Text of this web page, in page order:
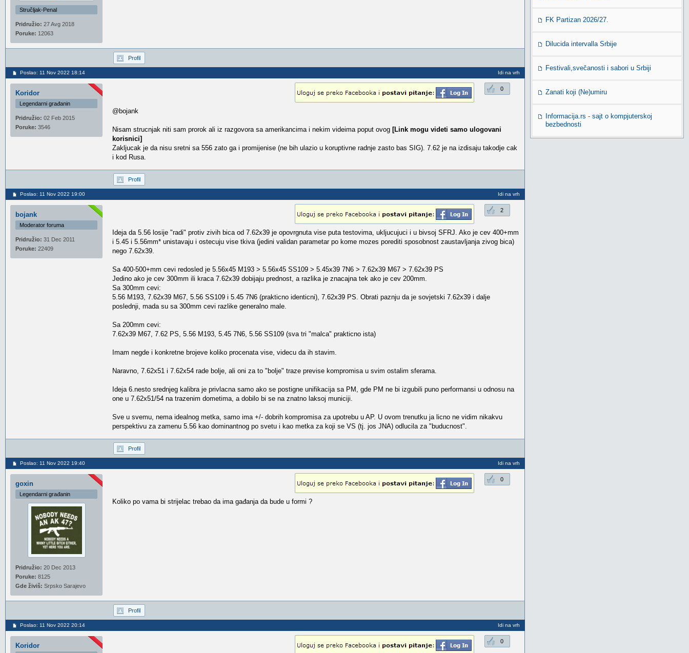
Stručljak-Penal
Pridružio: 27 Avg 2018
Poruke: 12063
Profil
Poslao: 11 Nov 2022 18:14 Idi na vrh
Koridor
Legendarni građanin
Pridružio: 02 Feb 2015
Poruke: 3546
0
@bojank
Nisam strucnjak niti sam prorok ali iz razgovora sa amerikancima i nekim videima poput ovog [Link mogu videti samo ulogovani
korisnici]
Zakljucak je da nisu sretni sa 556 zato ga i promijenise (ne bih ulazio u koruptivne radnje zasto bas SIG). 7.62 je na izdisaju takodje cak
i kod Rusa.
Profil
Poslao: 11 Nov 2022 19:00 Idi na vrh
bojank
Moderator foruma
Pridružio: 31 Dec 2011
Poruke: 22409
2
Ideja da 5.56 losije "radi" protiv zivih bica od 7.62x39 je opovrgnuta vise puta testovima, ukljucujuci i u bivsoj SFRJ. Ako je cev 400+mm
i 5.45 i 5.56mm* unistavaju i ostecuju vise tkiva (jedini validan parametar po kome mozes porediti sposobnost zaustavljanja zivog bica)
nego 7.62x39.
Sa 400-500+mm cevi redosled je 5.56x45 M193 > 5.56x45 SS109 > 5.45x39 7N6 > 7.62x39 M67 > 7.62x39 PS
Jedino ako je cev 300mm ili kraca 7.62x39 dobijaju prednost, a razlika je znacajna tek ako je cev 200mm.
Sa 300mm cevi:
5.56 M193, 7.62x39 M67, 5.56 SS109 i 5.45 7N6 (prakticno identicni), 7.62x39 PS. Obrati paznju da je sovjetski 7.62x39 i dalje
poslednji, mada su sa 300mm cevi razlike generalno male.
Sa 200mm cevi:
7.62x39 M67, 7.62 PS, 5.56 M193, 5.45 7N6, 5.56 SS109 (sva tri "malca" prakticno ista)
Imam negde i konkretne brojeve koliko procenata vise, videcu da ih stavim.
Naravno, 7.62x51 i 7.62x54 rade bolje, ali oni za to "bolje" traze previse kompromisa u svim ostalim sferama.
Ideja 6.nesto srednjeg kalibra je privlacna samo ako se postigne unifikacija sa PM, gde PM ne bi izgubili puno performansi u odnosu na
one u 7.62x51/54 na trazenim dometima, a dobilo bi se na znatno laksoj municiji.
Sve u svemu, nema idealnog metka, samo ima +/- dobrih kompromisa za upotrebu u AP. U ovom trenutku ja licno ne vidim nikakvu
perspektivu za zamenu 5.56 kao dominantnog po svetu i kao metka za koji se VS (tj. jos JNA) odlucila za "buducnost".
Profil
Poslao: 11 Nov 2022 19:40 Idi na vrh
goxin
Legendarni građanin
Pridružio: 20 Dec 2013
Poruke: 8125
Gde živiš: Srpsko Sarajevo
0
Koliko po vama bi strijelac trebao da ima gađanja da bude u formi ?
Profil
Poslao: 11 Nov 2022 20:14 Idi na vrh
Koridor
0
FK Partizan 2026/27.
Dilucida intervalla Srbije
Festivali,svečanosti i sabori u Srbiji
Zanati koji (Ne)umiru
Informacija.rs - sajt o kompjuterskoj
bezbednosti